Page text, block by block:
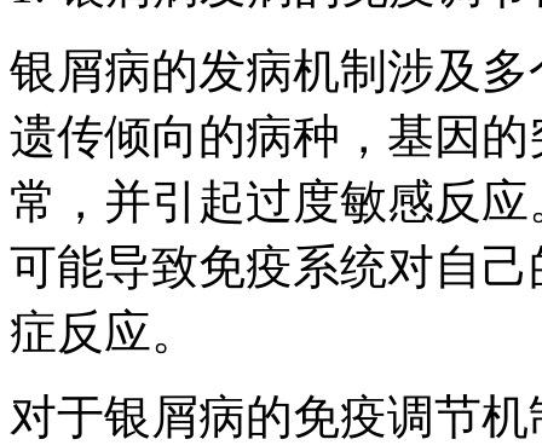
银屑病的发病机制涉及
遗传倾向的病种，基因
常，并引起过度敏感反
可能导致免疫系统对自
症反应。
对于银屑病的免疫调节